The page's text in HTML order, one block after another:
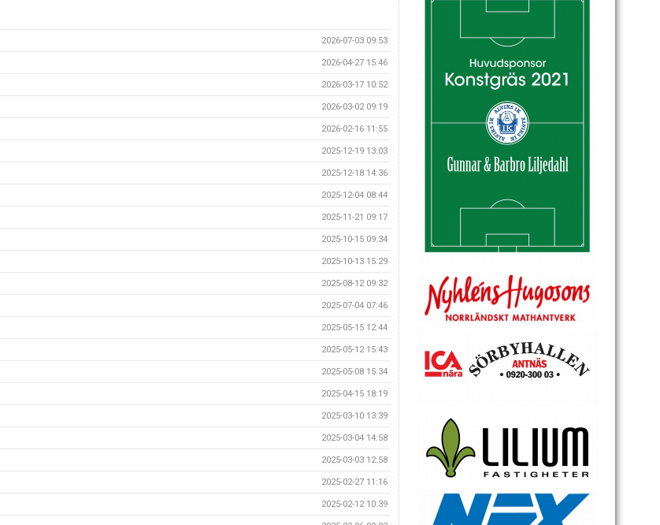
2026-07-03 09:53
2026-04-27 15:46
2026-03-17 10:52
2026-03-02 09:19
2026-02-16 11:55
2025-12-19 13:03
2025-12-18 14:36
2025-12-04 08:44
2025-11-21 09:17
2025-10-15 09:34
2025-10-13 15:29
2025-08-12 09:32
2025-07-04 07:46
2025-05-15 12:44
2025-05-12 15:43
2025-05-08 15:34
2025-04-15 18:19
2025-03-10 13:39
2025-03-04 14:58
2025-03-03 12:58
2025-02-27 11:16
2025-02-12 10:39